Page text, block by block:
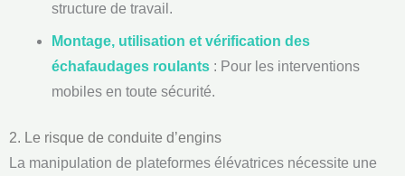
structure de travail.
Montage, utilisation et vérification des
échafaudages roulants: Pour les interventions
mobiles en toute sécurité.
2. Le risque de conduite d’engins
La manipulation de plateformes élévatrices nécessite une